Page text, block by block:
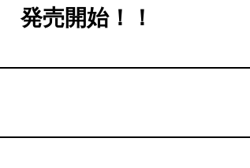
売開始！！